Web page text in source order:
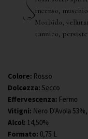
incenso,
Morbido,
tannico,
Colore: Rosso
Dolcezza: Secco
Effervescenza: Fermo
Vitigni: Nero D'Avola
Alcol: 14,50%
Formato: 0,75 L